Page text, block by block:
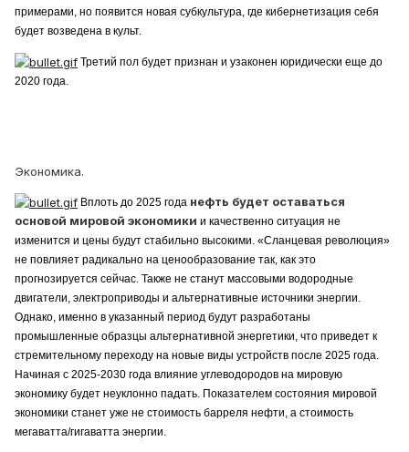
примерами, но появится новая субкультура, где кибернетизация себя
будет возведена в культ.
Третий пол будет признан и узаконен юридически еще до
2020 года.
Экономика.
Вплоть до 2025 года нефть будет оставаться
основой мировой экономики и качественно ситуация не
изменится и цены будут стабильно высокими. «Сланцевая революция»
не повлияет радикально на ценообразование так, как это
прогнозируется сейчас. Также не станут массовыми водородные
двигатели, электроприводы и альтернативные источники энергии.
Однако, именно в указанный период будут разработаны
промышленные образцы альтернативной энергетики, что приведет к
стремительному переходу на новые виды устройств после 2025 года.
Начиная с 2025-2030 года влияние углеводородов на мировую
экономику будет неуклонно падать. Показателем состояния мировой
экономики станет уже не стоимость барреля нефти, а стоимость
мегаватта/гигаватта энергии.